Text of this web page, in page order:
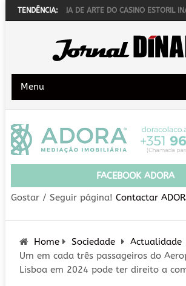
TENDÊNCIA:
GALERIA DE ARTE DO CASINO ESTORIL
Menu
FACEBOOK ADORA
Gostar / Seguir página!Contactar
Home Sociedade
Actualidade
Um em cada três passageiros do
Lisboa em 2024 pode ter direito a